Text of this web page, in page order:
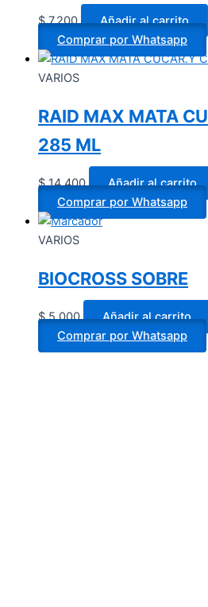
$7.200
Añadir al carrito
Comprar por Whatsapp
VARIOS
RAID MAX MATA
285 ML
$14.400
Añadir al carrito
Comprar por Whatsapp
VARIOS
BIOCROSS SOBRE
$5.000
Añadir al carrito
Comprar por Whatsapp